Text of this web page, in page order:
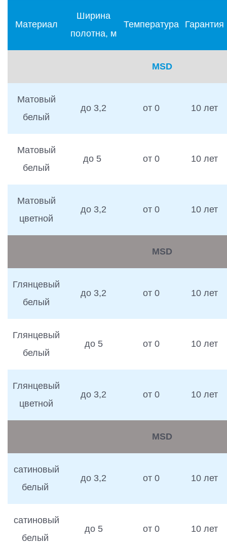
Материал
Ширина
полотна, м
Температура Гарантия
MSD
Матовый
белый
до 3,2 от 0 10 лет
Матовый
белый
до 5 от 0 10 лет
Матовый
цветной
до 3,2 от 0 10 лет
MSD
Глянцевый
белый
до 3,2 от 0 10 лет
Глянцевый
белый
до 5 от 0 10 лет
Глянцевый
цветной
до 3,2 от 0 10 лет
MSD
сатиновый
белый
до 3,2 от 0 10 лет
сатиновый
белый
до 5 от 0 10 лет